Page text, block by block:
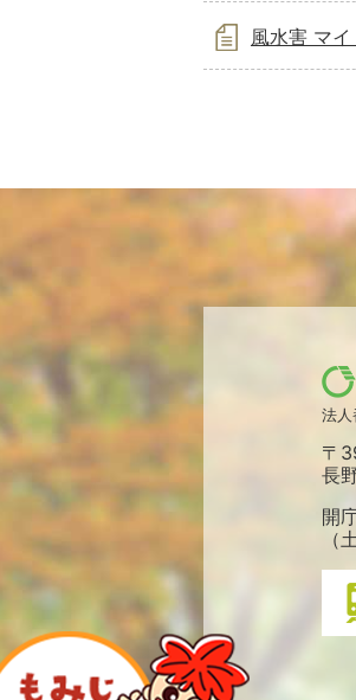
風水害 マ
箕
輪
町
役
場
法
〒
長
開
（